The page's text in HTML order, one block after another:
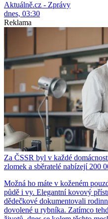
Aktuálně.cz - Zprávy
dnes, 03:30
Reklama
Za ČSSR byl v každé
zlomek a sběratelé nabízejí 200
Možná ho máte v koženém
půdě i vy. Elegantní kovový
dědečkové dokumentovali
dovolené u rybníka. Zatímco